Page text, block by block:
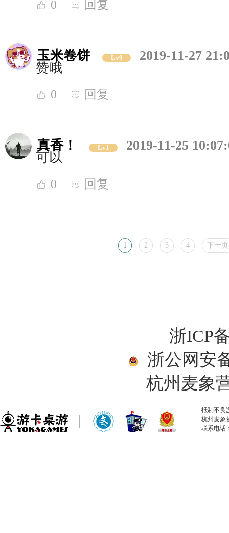
0 回复
玉米卷饼 Lv9
2019-11-27
赞哦
0 回复
真香！ Lv1
2019-11-25
可以
0 回复
1 2 3 4 下一页
浙ICP
浙公网安
杭州麦象
抵制不良
杭州麦象
联系电话